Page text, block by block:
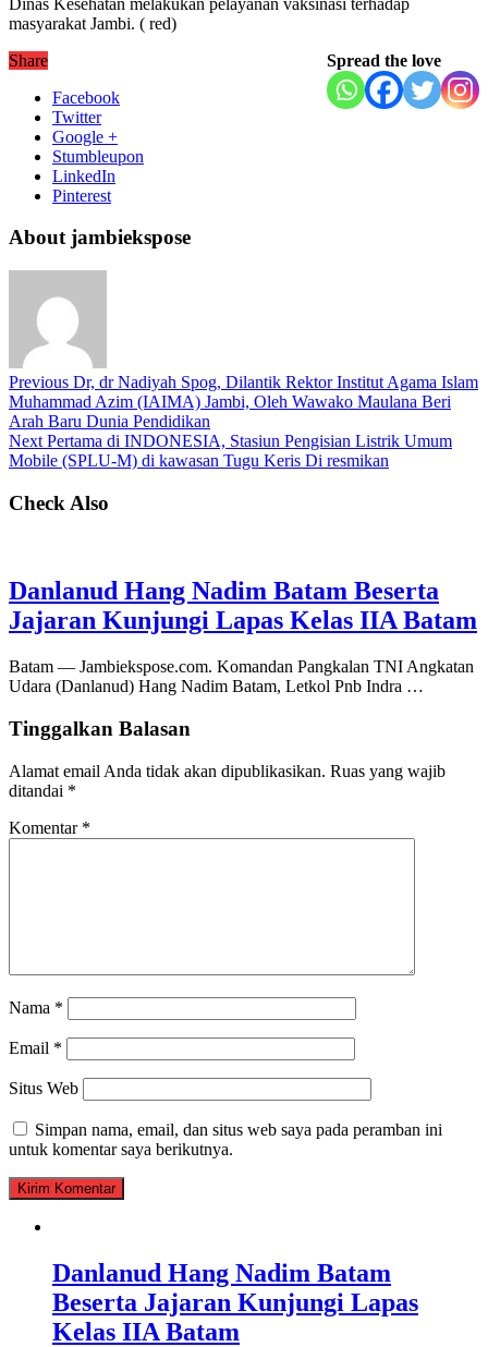
masyarakat Jambi. ( red)
Spread the love
Share
Facebook
Twitter
Google +
Stumbleupon
LinkedIn
Pinterest
About jambiekspose
Previous Dr, dr Nadiyah Spog, Dilantik Rektor Institut Agama Islam
Muhammad Azim (IAIMA) Jambi, Oleh Wawako Maulana Beri
Arah Baru Dunia Pendidikan
Next Pertama di INDONESIA, Stasiun Pengisian Listrik Umum
Mobile (SPLU-M) di kawasan Tugu Keris Di resmikan
Check Also
Danlanud Hang Nadim Batam Beserta
Jajaran Kunjungi Lapas Kelas IIA Batam
Batam — Jambiekspose.com. Komandan Pangkalan TNI Angkatan
Udara (Danlanud) Hang Nadim Batam, Letkol Pnb Indra …
Tinggalkan Balasan
Alamat email Anda tidak akan dipublikasikan. Ruas yang wajib
ditandai *
Komentar *
Nama *
Email *
Situs Web
Simpan nama, email, dan situs web saya pada peramban ini
untuk komentar saya berikutnya.
Danlanud Hang Nadim Batam
Beserta Jajaran Kunjungi Lapas
Kelas IIA Batam